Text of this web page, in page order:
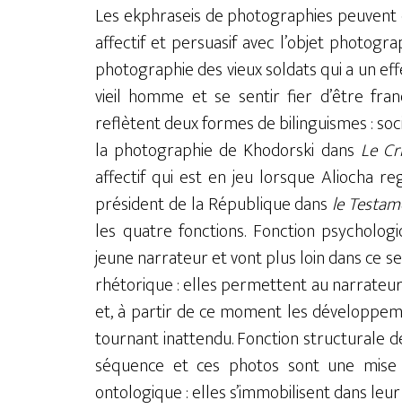
Les ekphraseis de photographies
affectif et persuasif avec l’objet
photographie des vieux soldats qui a un
vieil homme et se sentir fier d’être
reflètent deux formes de bilinguismes :
la photographie de Khodorski dans Le
affectif qui est en jeu lorsque Aliocha
président de la République dans le
les quatre fonctions. Fonction
jeune narrateur et vont plus loin dans ce
rhétorique : elles permettent au
et, à partir de ce moment les
tournant inattendu. Fonction structurale
séquence et ces photos sont une
ontologique : elles s’immobilisent dans